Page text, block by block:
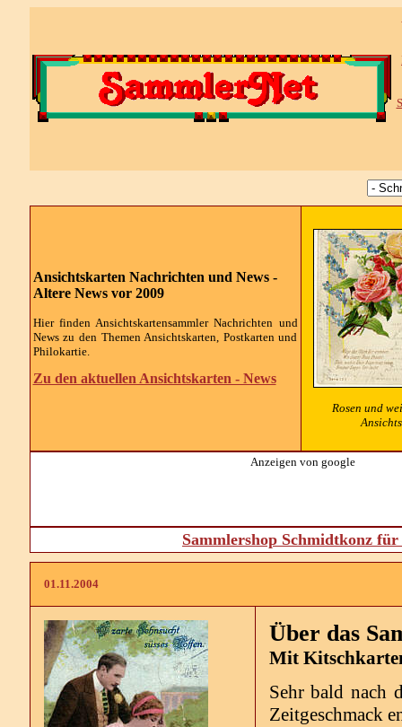
Ansichtskarten Nachrichten und News -
Altere News vor 2009
Hier finden Ansichtskartensammler Nachrichten und
News zu den Themen Ansichtskarten, Postkarten und
Philokartie.
Zu den aktuellen Ansichtskarten - News
Rosen und
Anzeigen von google
Sammlershop Schmidtkonz
01.11.2004
Über das
Mit
Sehr bald nach
Zeitgeschmack